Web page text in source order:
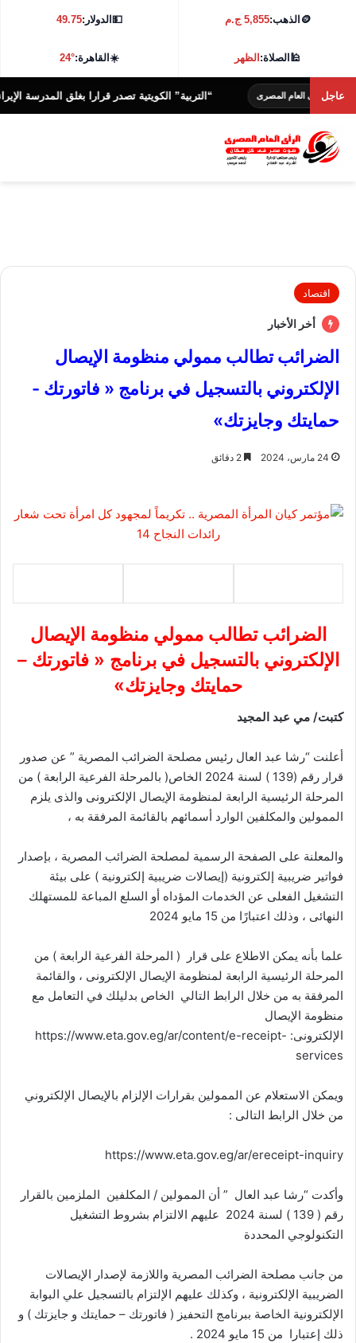
🪙 الذهب:5,855 ج.م 💵الدولار:49.75
🕌الصلاة:الظهر ☀️القاهرة:24°
عاجل
العام المصرى “التربية” الكويتية تصدر قرارا بغلق المدرسة الإيرانية
اقتصاد
أخر الأخبار
الضرائب تطالب ممولي منظومة الإيصال
الإلكتروني بالتسجيل في برنامج « فاتورتك -
حمايتك وجايزتك»
24 مارس، 2024
الضرائب تطالب ممولي منظومة الإيصال
الإلكتروني بالتسجيل في برنامج « فاتورتك –
حمايتك وجايزتك»
كتبت/ مي عبد المجيد
أعلنت “رشا عبد العال رئيس مصلحة الضرائب المصرية ” عن صدور
قرار رقم (139 ) لسنة 2024 الخاص( بالمرحلة الفرعية الرابعة ) من
المرحلة الرئيسية الرابعة لمنظومة الإيصال الإلكترونى والذى يلزم
الممولين والمكلفين الوارد أسمائهم بالقائمة المرفقة به ،
والمعلنة على الصفحة الرسمية لمصلحة الضرائب المصرية ، بإصدار
فواتير ضريبية إلكترونية (إيصالات ضريبية إلكترونية ) على بيئة
التشغيل الفعلى عن الخدمات المؤداه أو السلع المباعة للمستهلك
النهائى ، وذلك اعتبارًا من 15 مايو 2024
علما بأنه يمكن الاطلاع على قرار ( المرحلة الفرعية الرابعة ) من
المرحلة الرئيسية الرابعة لمنظومة الإيصال الإلكترونى ، والقائمة
المرفقة به من خلال الرابط التالي الخاص بدليلك في التعامل مع
منظومة الإيصال
الإلكترونى: https://www.eta.gov.eg/ar/content/e-receipt-
services
ويمكن الاستعلام عن الممولين بقرارات الإلزام بالإيصال الإلكتروني
من خلال الرابط التالى :
https://www.eta.gov.eg/ar/ereceipt-inquiry
وأكدت “رشا عبد العال ” أن الممولين / المكلفين الملزمين بالقرار
رقم ( 139 ) لسنة 2024 عليهم الالتزام بشروط التشغيل
التكنولوجي المحددة
من جانب مصلحة الضرائب المصرية واللازمة لإصدار الإيصالات
الضريبية الإلكترونية ، وكذلك عليهم الإلتزام بالتسجيل علي البوابة
الإلكترونية الخاصة ببرنامج التحفيز ( فاتورتك – حمايتك و جايزتك ) و
ذلك إعتبارا من 15 مايو 2024 .